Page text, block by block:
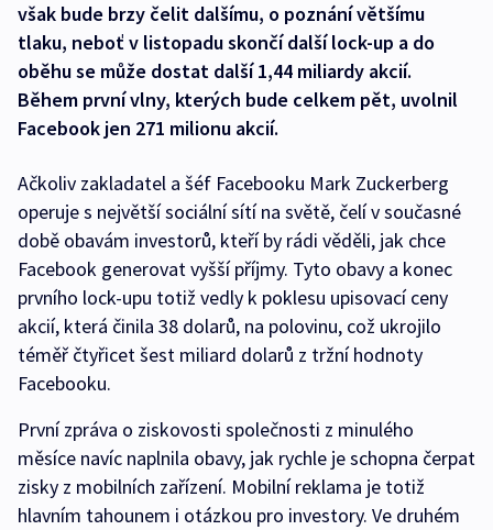
však bude brzy čelit dalšímu, o poznání většímu
tlaku, neboť v listopadu skončí další lock-up a do
oběhu se může dostat další 1,44 miliardy akcií.
Během první vlny, kterých bude celkem pět, uvolnil
Facebook jen 271 milionu akcií.
Ačkoliv zakladatel a šéf Facebooku Mark Zuckerberg
operuje s největší sociální sítí na světě, čelí v současné
době obavám investorů, kteří by rádi věděli, jak chce
Facebook generovat vyšší příjmy. Tyto obavy a konec
prvního lock-upu totiž vedly k poklesu upisovací ceny
akcií, která činila 38 dolarů, na polovinu, což ukrojilo
téměř čtyřicet šest miliard dolarů z tržní hodnoty
Facebooku.
První zpráva o ziskovosti společnosti z minulého
měsíce navíc naplnila obavy, jak rychle je schopna čerpat
zisky z mobilních zařízení. Mobilní reklama je totiž
hlavním tahounem i otázkou pro investory. Ve druhém